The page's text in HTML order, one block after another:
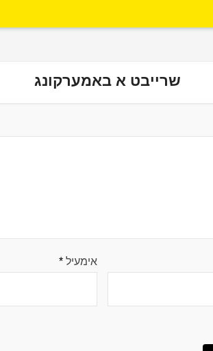
שרייבט א באמערקונג
אימעיל *